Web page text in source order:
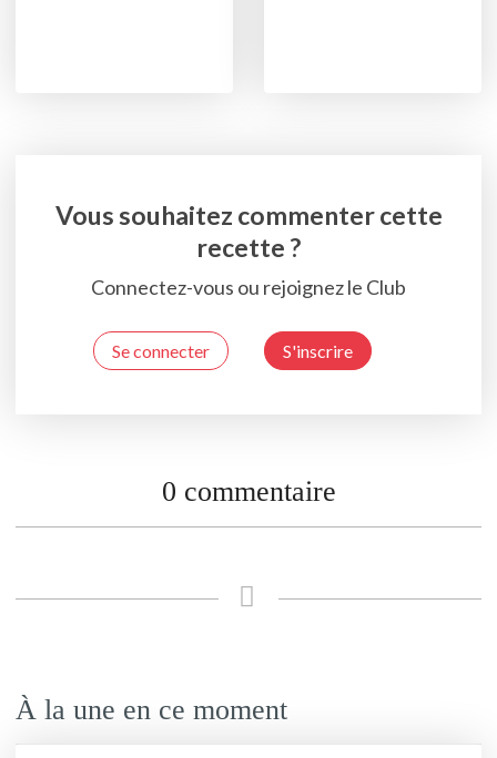
Vous souhaitez commenter cette
recette ?
Connectez-vous ou rejoignez le Club
Se connecter S'inscrire
0 commentaire
À la une en ce moment